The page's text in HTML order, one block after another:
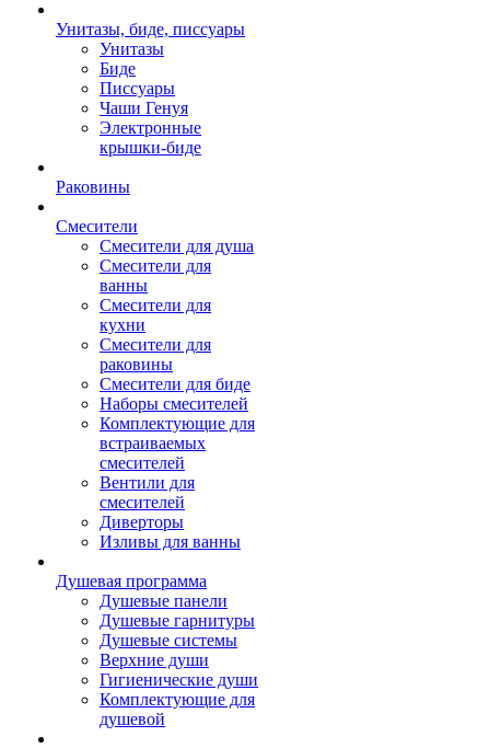
Унитазы, биде, писсуары
Унитазы
Биде
Писсуары
Чаши Генуя
Электронные
крышки-биде
Раковины
Смесители
Смесители для душа
Смесители для
ванны
Смесители для
кухни
Смесители для
раковины
Смесители для биде
Наборы смесителей
Комплектующие для
встраиваемых
смесителей
Вентили для
смесителей
Диверторы
Изливы для ванны
Душевая программа
Душевые панели
Душевые гарнитуры
Душевые системы
Верхние души
Гигиенические души
Комплектующие для
душевой